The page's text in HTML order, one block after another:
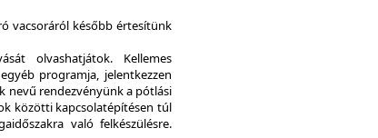
vacsoráról később értesítünk
olvashatjátok. Kellemes
programja, jelentkezzen
nevű rendezvényünk a pótlási
közötti kapcsolatépítésen túl
való felkészülésre.